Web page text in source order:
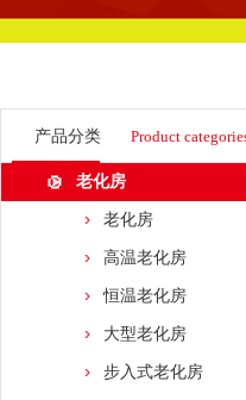
产品分类 Product
老化房
老化房
高温老化房
恒温老化房
大型老化房
步入式老化房